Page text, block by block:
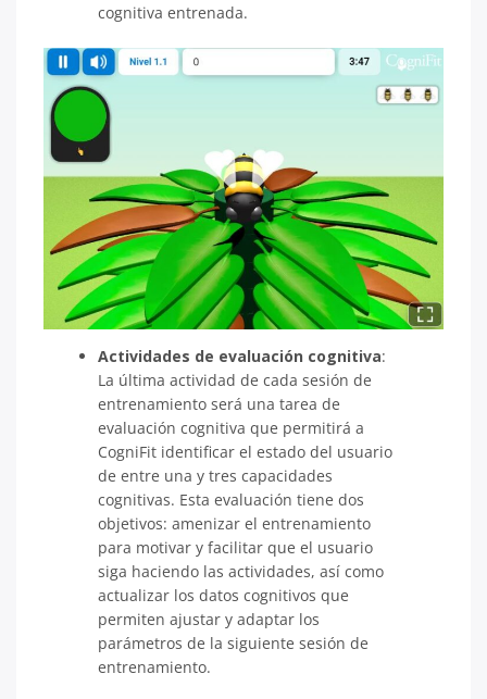
cognitiva entrenada.
Actividades de evaluación cognitiva:
La última actividad de cada sesión de
entrenamiento será una tarea de
evaluación cognitiva que permitirá a
CogniFit identificar el estado del usuario
de entre una y tres capacidades
cognitivas. Esta evaluación tiene dos
objetivos: amenizar el entrenamiento
para motivar y facilitar que el usuario
siga haciendo las actividades, así como
actualizar los datos cognitivos que
permiten ajustar y adaptar los
parámetros de la siguiente sesión de
entrenamiento.